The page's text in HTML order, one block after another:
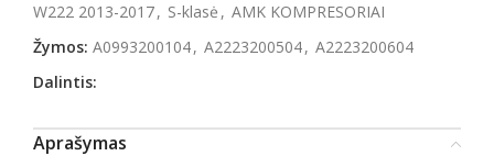
W222 2013-2017, S-klasė , AMK KOMPRESORIAI
Žymos: A0993200104, A2223200504, A2223200604
Dalintis:
Aprašymas